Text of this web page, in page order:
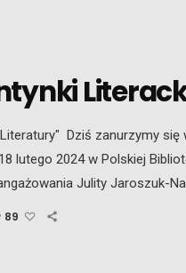
Dziś zanurzymy
lutego 2024 w Polskiej
Julity Jaroszuk-
Godeanu, Łukasz
89